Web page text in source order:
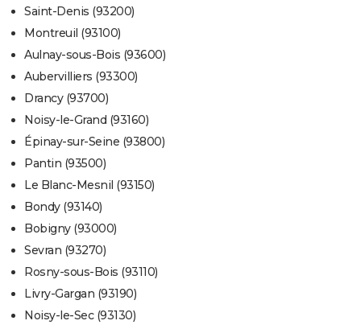
Saint-Denis (93200)
Montreuil (93100)
Aulnay-sous-Bois (93600)
Aubervilliers (93300)
Drancy (93700)
Noisy-le-Grand (93160)
Épinay-sur-Seine (93800)
Pantin (93500)
Le Blanc-Mesnil (93150)
Bondy (93140)
Bobigny (93000)
Sevran (93270)
Rosny-sous-Bois (93110)
Livry-Gargan (93190)
Noisy-le-Sec (93130)